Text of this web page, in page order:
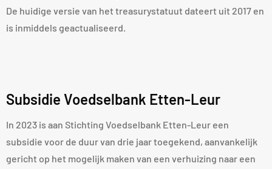
De huidige versie van het treasurystatuut dateert uit 2017 en
is inmiddels geactualiseerd.
Subsidie Voedselbank Etten-Leur
In 2023 is aan Stichting Voedselbank Etten-Leur een
subsidie voor de duur van drie jaar toegekend, aanvankelijk
gericht op het mogelijk maken van een verhuizing naar een